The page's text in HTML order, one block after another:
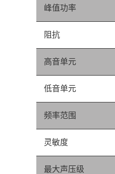
峰值功率
阻抗
高音单元
低音单元
频率范围
灵敏度
最大声压级